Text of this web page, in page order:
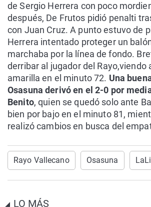
de Sergio Herrera con poco
después, De Frutos pidió penalti
con Juan Cruz. A punto estuvo de
Herrera intentado proteger un
marchaba por la línea de fondo.
derribar al jugador del Rayo,viendo
amarilla en el minuto 72. Una
Osasuna derivó en el 2-0 por
Benito, quien se quedó solo ante
bien por bajo en el minuto 81,
realizó cambios en busca del
Rayo Vallecano Osasuna
LO MÁS